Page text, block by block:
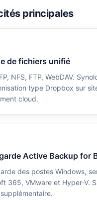
principales
de fichiers unifié
NFS, FTP, WebDAV.
type Dropbox sur
cloud.
Active Backup for
des postes Windows,
365, VMware et Hyper-V.